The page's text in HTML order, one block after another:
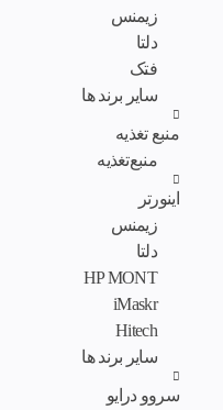
زیمنس
دلتا
فتک
سایر برند ها
منبع تغذیه
منبع‌تغذیه
اینورتر
زیمنس
دلتا
HP MONT
iMaskr
Hitech
سایر برند ها
سروو درایو